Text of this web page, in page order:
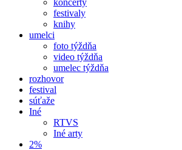
koncerty
festivaly
knihy
umelci
foto týždňa
video týždňa
umelec týždňa
rozhovor
festival
súťaže
Iné
RTVS
Iné arty
2%